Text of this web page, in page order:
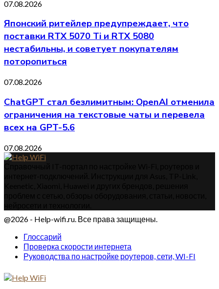
07.08.2026
Японский ритейлер предупреждает, что
поставки RTX 5070 Ti и RTX 5080
нестабильны, и советует покупателям
поторопиться
07.08.2026
ChatGPT стал безлимитным: OpenAI отменила
ограничения на текстовые чаты и перевела
всех на GPT-5.6
07.08.2026
@2026 - Help-wifi.ru. Все права защищены.
Глоссарий
Проверка скорости интернета
Руководства по настройке роутеров, сети, WI-FI